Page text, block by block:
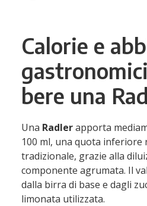
Calorie e
bere una
Una Radlerapporta
100 ml, una quota
tradizionale, grazie alla
componente agrumata. Il
dalla birra di base e dagli
limonata utilizzata.